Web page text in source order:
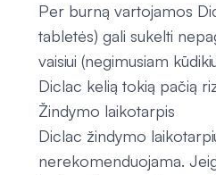
Per burną vartojamos
tabletės) gali sukelti
vaisiui (negimusiam
Diclac kelią tokią pačią
Žindymo laikotarpis
Diclac žindymo
nerekomenduojama.